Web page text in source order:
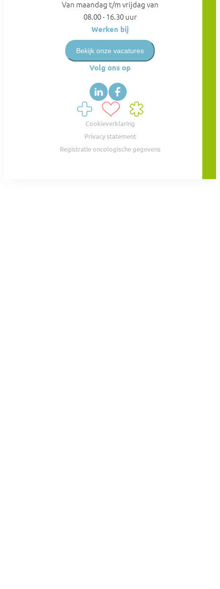
Van maandag t/m vrijdag van
08.00 - 16.30 uur
Werken bij
Bekijk onze vacatures
Volg ons op
Cookieverklaring
Privacy statement
Registratie oncologische gegevens